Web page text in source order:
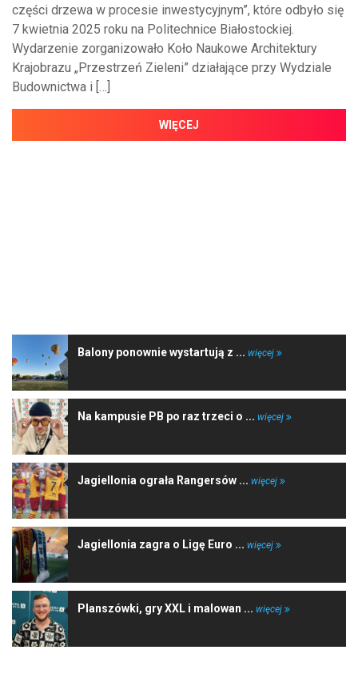
części drzewa w procesie inwestycyjnym”, które odbyło się
7 kwietnia 2025 roku na Politechnice Białostockiej.
Wydarzenie zorganizowało Koło Naukowe Architektury
Krajobrazu „Przestrzeń Zieleni” działające przy Wydziale
Budownictwa i […]
WIĘCEJ
Balony ponownie wystartują z ... więcej
Na kampusie PB po raz trzeci o ... więcej
Jagiellonia ograła Rangersów ... więcej
Jagiellonia zagra o Ligę Euro ... więcej
Planszówki, gry XXL i malowan ... więcej